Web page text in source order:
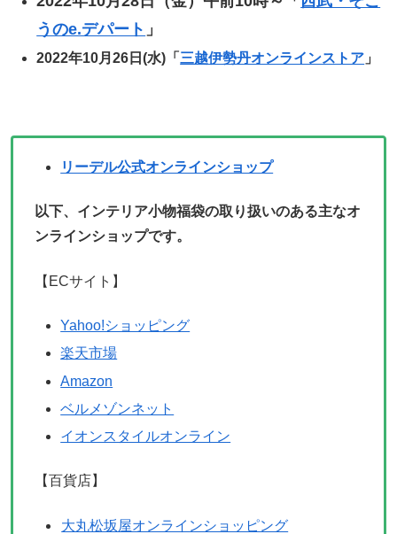
うのe.デパート 」
2022年10月26日(水)「 三越伊勢丹オンラインストア 」
リーデル公式オンラインショップ
以下、インテリア小物福袋の取り扱いのある主なオ
ンラインショップです。
【ECサイト】
Yahoo!ショッピング
楽天市場
Amazon
ベルメゾンネット
イオンスタイルオンライン
【百貨店】
大丸松坂屋オンラインショッピング